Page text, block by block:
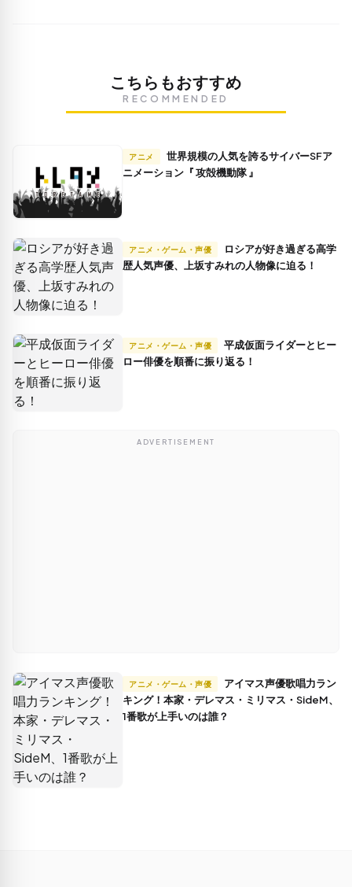
こちらもおすすめ
RECOMMENDED
アニメ
ニメーション『 攻殻機動隊 』
アニメ・ゲーム・声優
歴人気声優、上坂すみれの人物像に迫る！
アニメ・ゲーム・声優
ロー俳優を順番に振り返る！
ADVERTISEMENT
アニメ・ゲーム・声優
キング！本家・デレマス・ミリマス・SideM、
1番歌が上手いのは誰？